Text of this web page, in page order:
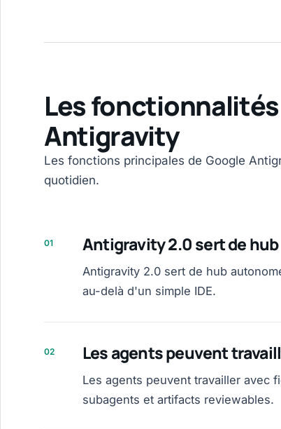
Les
Antigravity
Les fonctions principales de Google
quotidien.
01 Antigravity 2.0 sert de hub
Antigravity 2.0 sert de hub
au-delà d'un simple IDE.
02 Les agents peuvent
Les agents peuvent travailler avec
subagents et artifacts reviewables.